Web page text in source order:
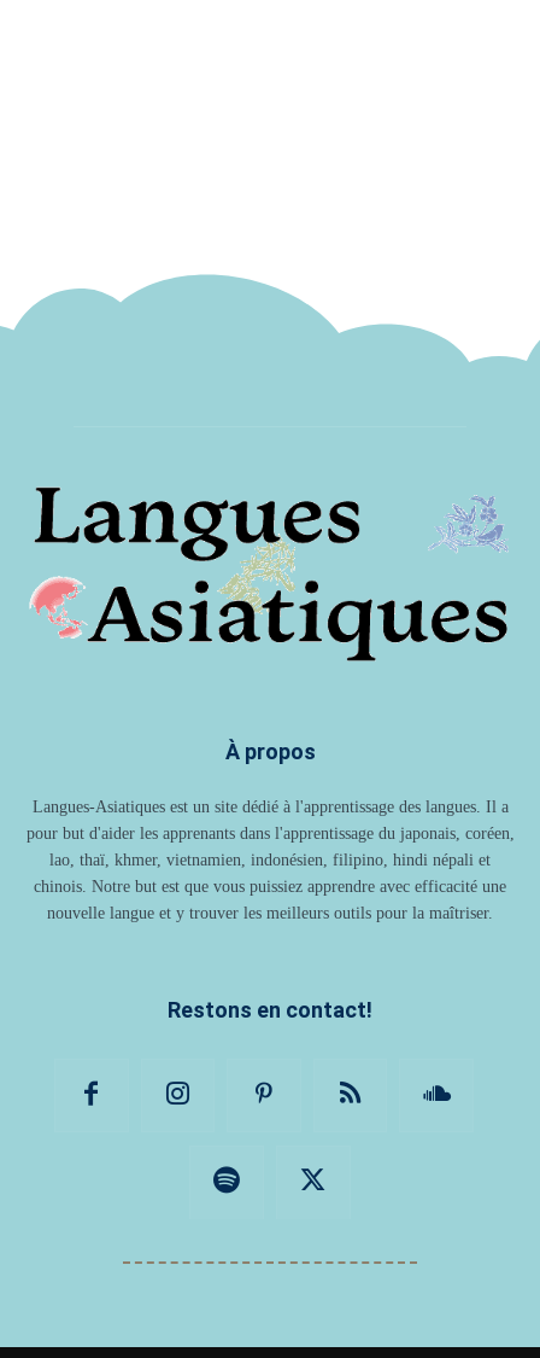
À propos
Langues-Asiatiques est un site dédié à l'apprentissage des langues. Il a
pour but d'aider les apprenants dans l'apprentissage du japonais, coréen,
lao, thaï, khmer, vietnamien, indonésien, filipino, hindi népali et
chinois. Notre but est que vous puissiez apprendre avec efficacité une
nouvelle langue et y trouver les meilleurs outils pour la maîtriser.
Restons en contact!